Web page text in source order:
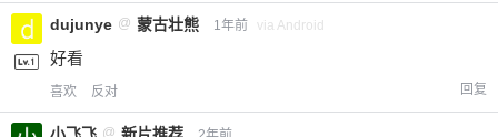
dujunye @ 蒙古壮熊 1年前 via Android
好看
喜欢 反对 回复
小飞飞 @ 新片推荐